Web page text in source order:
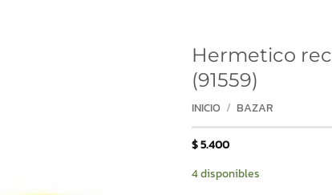
Hermetico
(91559)
INICIO / BAZAR
$5.400
4 disponibles